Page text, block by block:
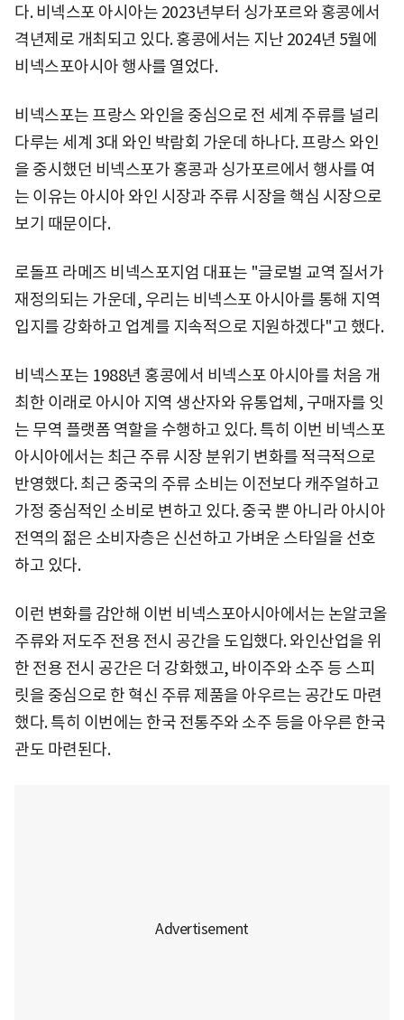
다. 비넥스포 아시아는 2023년부터 싱가포르와 홍콩에서
격년제로 개최되고 있다. 홍콩에서는 지난 2024년 5월에
비넥스포아시아 행사를 열었다.
비넥스포는 프랑스 와인을 중심으로 전 세계 주류를 널리
다루는 세계 3대 와인 박람회 가운데 하나다. 프랑스 와인
을 중시했던 비넥스포가 홍콩과 싱가포르에서 행사를 여
는 이유는 아시아 와인 시장과 주류 시장을 핵심 시장으로
보기 때문이다.
로돌프 라메즈 비넥스포지엄 대표는 "글로벌 교역 질서가
재정의되는 가운데, 우리는 비넥스포 아시아를 통해 지역
입지를 강화하고 업계를 지속적으로 지원하겠다"고 했다.
비넥스포는 1988년 홍콩에서 비넥스포 아시아를 처음 개
최한 이래로 아시아 지역 생산자와 유통업체, 구매자를 잇
는 무역 플랫폼 역할을 수행하고 있다. 특히 이번 비넥스포
아시아에서는 최근 주류 시장 분위기 변화를 적극적으로
반영했다. 최근 중국의 주류 소비는 이전보다 캐주얼하고
가정 중심적인 소비로 변하고 있다. 중국 뿐 아니라 아시아
전역의 젊은 소비자층은 신선하고 가벼운 스타일을 선호
하고 있다.
이런 변화를 감안해 이번 비넥스포아시아에서는 논알코올
주류와 저도주 전용 전시 공간을 도입했다. 와인산업을 위
한 전용 전시 공간은 더 강화했고, 바이주와 소주 등 스피
릿을 중심으로 한 혁신 주류 제품을 아우르는 공간도 마련
했다. 특히 이번에는 한국 전통주와 소주 등을 아우른 한국
관도 마련된다.